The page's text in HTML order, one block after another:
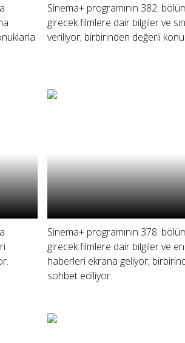
Sinema+ programının 382.
girecek filmlere dair bilgiler ve
veriliyor; birbirinden değerli
Sinema+ programının 378.
girecek filmlere dair bilgiler ve
haberleri ekrana geliyor;
sohbet ediliyor.